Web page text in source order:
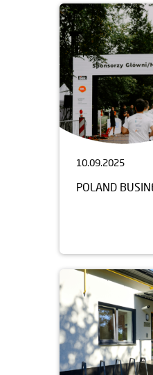
10.09.2025
POLAND